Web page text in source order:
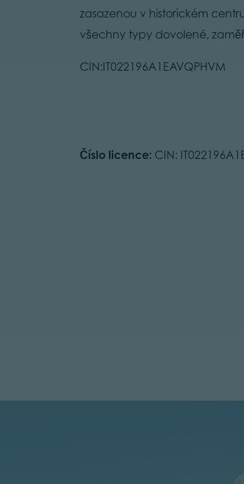
zasazenou v historickém
všechny typy dovolené,
CIN:IT022196A1EAVQPHVM
Číslo licence: CIN: